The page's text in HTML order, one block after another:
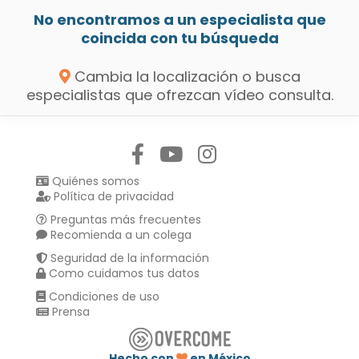
No encontramos a un especialista que
coincida con tu búsqueda
Cambia la localización o busca
especialistas que ofrezcan vídeo consulta.
Quiénes somos
Política de privacidad
Preguntas más frecuentes
Recomienda a un colega
Seguridad de la información
Como cuidamos tus datos
Condiciones de uso
Prensa